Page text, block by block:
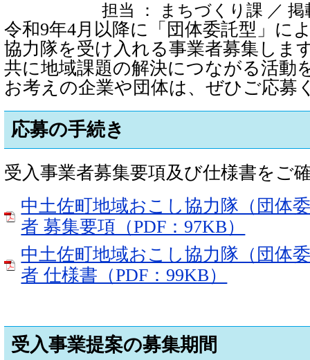
担当 ： まちづくり課 ／ 掲
令和9年4月以降に「団体委託型」に
協力隊を受け入れる事業者募集しま
共に地域課題の解決につながる活動
お考えの企業や団体は、ぜひご応募
応募の手続き
受入事業者募集要項及び仕様書をご
中土佐町地域おこし協力隊（団体
者 募集要項（PDF：97KB）
中土佐町地域おこし協力隊（団体
者 仕様書（PDF：99KB）
受入事業提案の募集期間